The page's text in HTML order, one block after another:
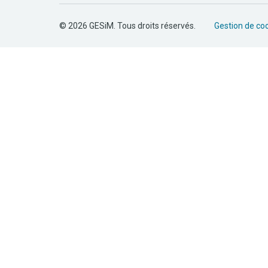
© 2026 GESiM. Tous droits réservés. Gestion de